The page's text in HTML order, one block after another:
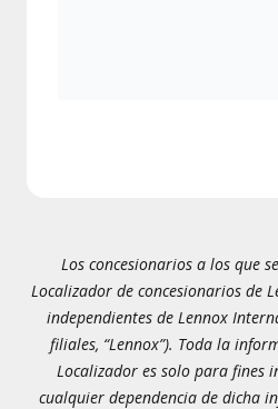
Los concesionarios a los que
Localizador de concesionarios de
independientes de Lennox
filiales, “Lennox”). Toda la
Localizador es solo para fines
cualquier dependencia de dicha